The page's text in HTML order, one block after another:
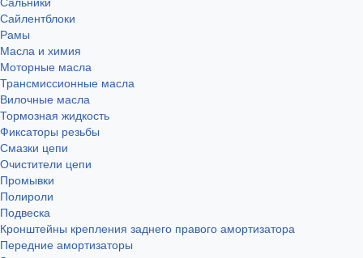
Сайлентблоки
Рамы
Масла и химия
Моторные масла
Трансмиссионные масла
Вилочные масла
Тормозная жидкость
Фиксаторы резьбы
Смазки цепи
Очистители цепи
Промывки
Полироли
Подвеска
Кронштейны крепления заднего правого амортизатора
Передние амортизаторы